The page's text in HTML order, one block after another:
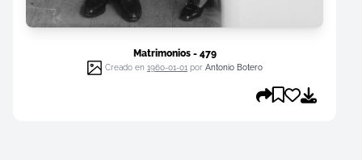
Matrimonios - 479
Creado en 1960-01-01 por Antonio Botero